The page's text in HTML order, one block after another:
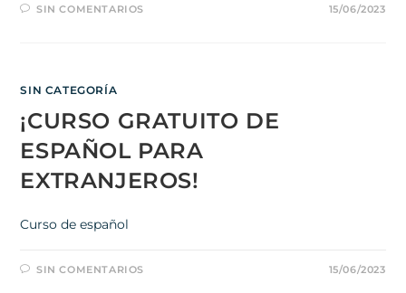
SIN COMENTARIOS 15/06/2023
SIN CATEGORÍA
¡CURSO GRATUITO DE
ESPAÑOL PARA
EXTRANJEROS!
Curso de español
SIN COMENTARIOS 15/06/2023